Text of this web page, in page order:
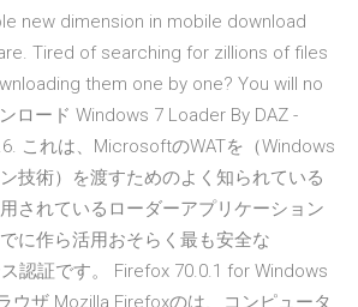
new dimension in mobile download
Tired of searching for zillions of files
them one by one? You will no
ロード Windows 7 Loader By DAZ -
これは、MicrosoftのWATを（Windows
技術）を渡すためのよく知られている
されているローダーアプリケーション
に作ら活用おそらく最も安全な
認証です。 Firefox 70.0.1 for Windows